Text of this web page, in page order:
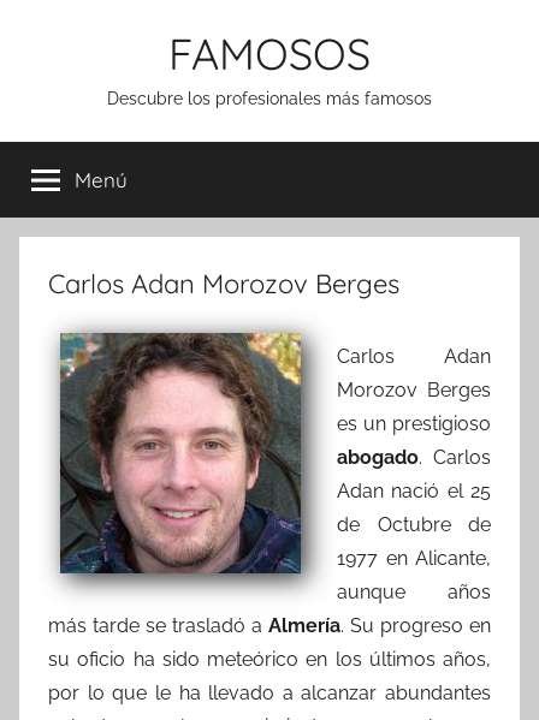
FAMOSOS
Descubre los profesionales más famosos
Menú
Carlos Adan Morozov Berges
Carlos Adan
Morozov Berges
es un prestigioso
abogado. Carlos
Adan nació el 25
de Octubre de
1977 en Alicante,
aunque años
más tarde se trasladó a Almería. Su progreso en
su oficio ha sido meteórico en los últimos años,
por lo que le ha llevado a alcanzar abundantes